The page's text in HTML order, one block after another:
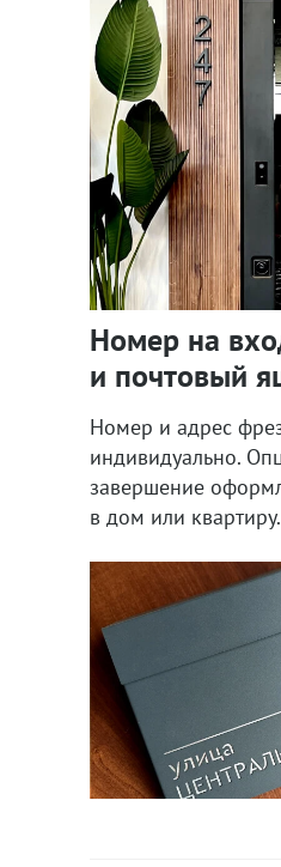
Номер на
и почтовый
Номер и адрес
индивидуально.
завершение
в дом или квартиру.